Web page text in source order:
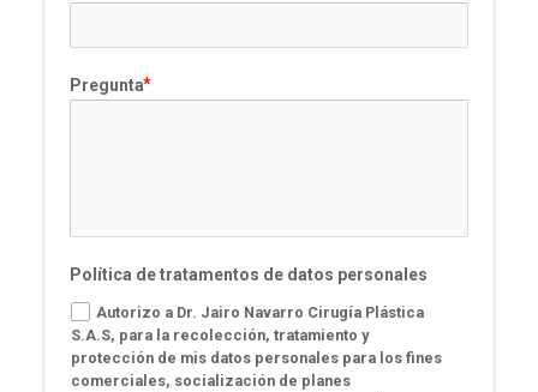
Pregunta
Política de tratamentos de datos personales
Autorizo a Dr. Jairo Navarro Cirugía Plástica
S.A.S, para la recolección, tratamiento y
protección de mis datos personales para los fines
comerciales, socialización de planes